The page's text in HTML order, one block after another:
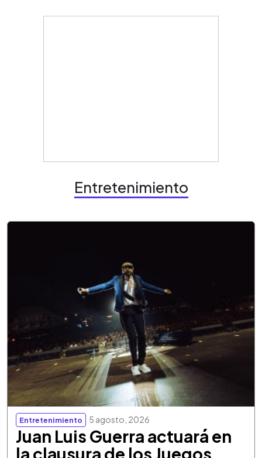
Entretenimiento
Entretenimiento 5 agosto, 2026
Juan Luis Guerra actuará en
la clausura de los Juegos